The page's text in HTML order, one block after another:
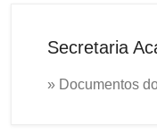
Secretaria
» Documentos